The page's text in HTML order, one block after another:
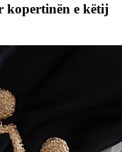
kopertinën e këtij